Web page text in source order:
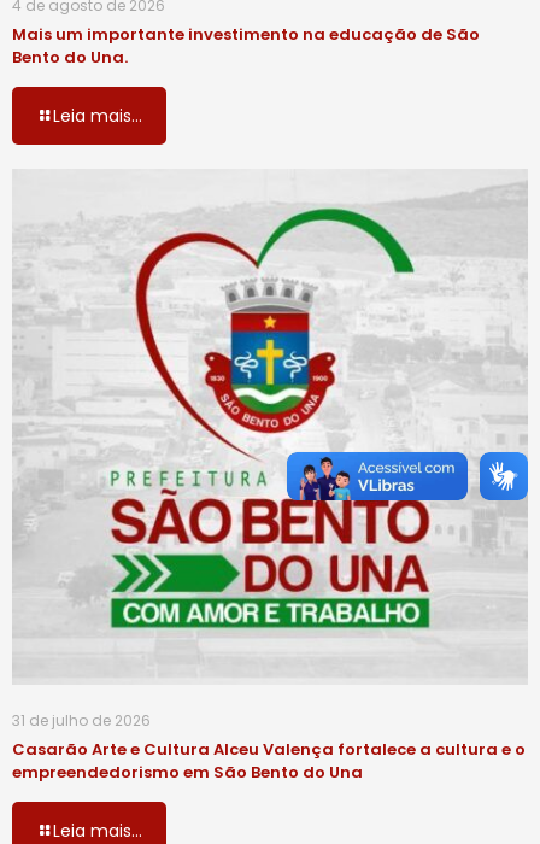
4 de agosto de 2026
Mais um importante investimento na educação de São
Bento do Una.
Leia mais...
31 de julho de 2026
Casarão Arte e Cultura Alceu Valença fortalece a cultura e o
empreendedorismo em São Bento do Una
Leia mais...